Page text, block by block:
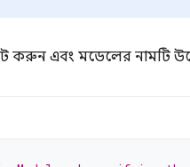
করুন এবং মডেলের নামটি